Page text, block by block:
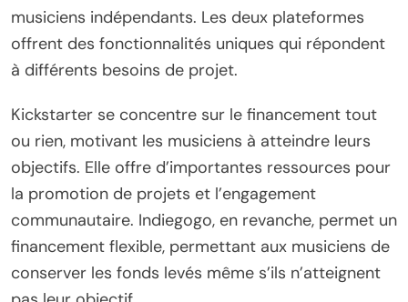
musiciens indépendants. Les deux plateformes
offrent des fonctionnalités uniques qui répondent
à différents besoins de projet.
Kickstarter se concentre sur le financement tout
ou rien, motivant les musiciens à atteindre leurs
objectifs. Elle offre d’importantes ressources pour
la promotion de projets et l’engagement
communautaire. Indiegogo, en revanche, permet un
financement flexible, permettant aux musiciens de
conserver les fonds levés même s’ils n’atteignent